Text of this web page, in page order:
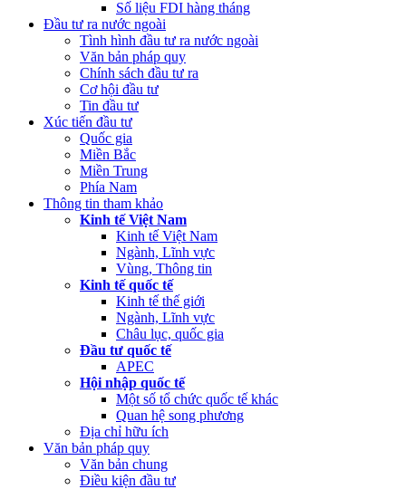
Số liệu FDI hàng tháng
Đầu tư ra nước ngoài
Tình hình đầu tư ra nước ngoài
Văn bản pháp quy
Chính sách đầu tư ra
Cơ hội đầu tư
Tin đầu tư
Xúc tiến đầu tư
Quốc gia
Miền Bắc
Miền Trung
Phía Nam
Thông tin tham khảo
Kinh tế Việt Nam
Kinh tế Việt Nam
Ngành, Lĩnh vực
Vùng, Thông tin
Kinh tế quốc tế
Kinh tế thế giới
Ngành, Lĩnh vực
Châu lục, quốc gia
Đầu tư quốc tế
APEC
Hội nhập quốc tế
Một số tổ chức quốc tế khác
Quan hệ song phương
Địa chỉ hữu ích
Văn bản pháp quy
Văn bản chung
Điều kiện đầu tư